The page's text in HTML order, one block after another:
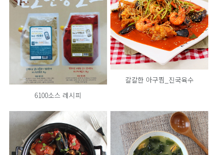
6100소스 레시피
칼칼한 아구찜_진국육수